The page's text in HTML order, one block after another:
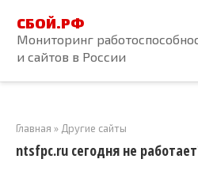
контенту
СБОЙ.РФ
Мониторинг
и сайтов в России
Главная » Другие сайты
ntsfpc.ru сегодня не